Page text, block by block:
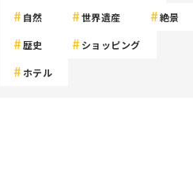
自然 世界遺産 絶景
歴史 ショッピング
ホテル